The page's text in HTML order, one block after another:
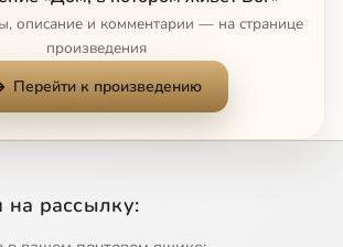
Дом, в котором живет Бог. О совершении Таинства миропомазания
Дом, в котором живет Бог. О таинстве исповеди
описание и комментарии — на странице
произведения
Перейти к произведению
на рассылку: